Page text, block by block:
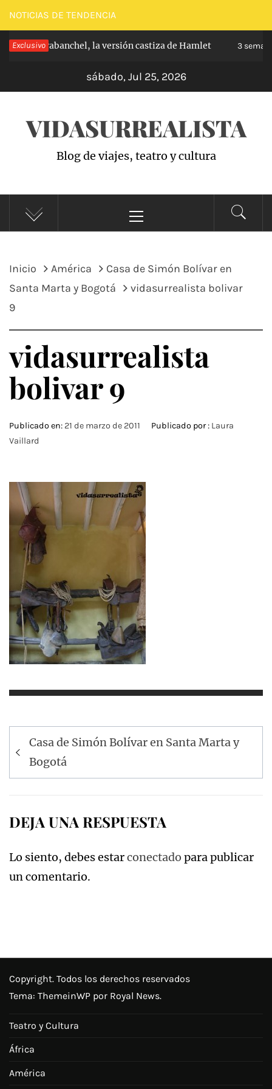
Saltar
al
contenido
NOTICIAS DE TENDENCIA
Exclusivo
de Carabanchel, la versión castiza de Hamlet 3
sábado, Jul 25, 2026
VIDASURREALISTA
Blog de viajes, teatro y cultura
principal
Inicio América
Casa de Simón Bolívar en
Santa Marta y Bogotá
vidasurrealista bolivar
9
vidasurrealista
bolivar 9
Publicado en: 21 de marzo de 2011 Publicado por : Laura
Vaillard
Navegación
de
entradas
Casa de Simón Bolívar en Santa Marta y
Bogotá
DEJA UNA RESPUESTA
Lo siento, debes estarconectado para publicar
un comentario.
Copyright. Todos los derechos reservados
Tema: ThemeinWP por Royal News.
Teatro y Cultura
África
América